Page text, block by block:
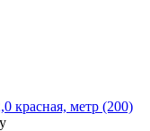
красная, метр (200)